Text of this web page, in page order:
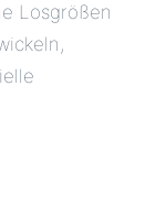
Losgrößen